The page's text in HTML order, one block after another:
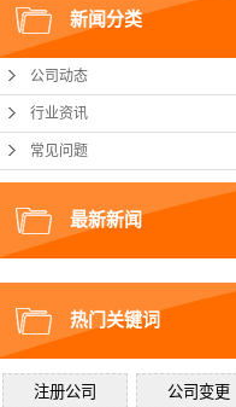
新闻分类
公司动态
行业资讯
常见问题
最新新闻
热门关键词